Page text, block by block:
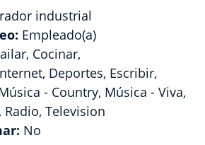
industrial
Empleado(a)
Cocinar,
Deportes, Escribir,
- Country, Música - Viva,
Television
No